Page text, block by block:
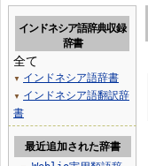
インドネシア語辞典収録
辞書
全て
▼ インドネシア語辞書
▼
インドネシア語翻訳辞
書
最近追加された辞書